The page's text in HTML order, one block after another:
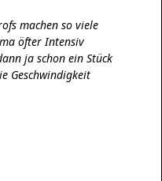
machen so viele
öfter Intensiv
ja schon ein Stück
Geschwindigkeit